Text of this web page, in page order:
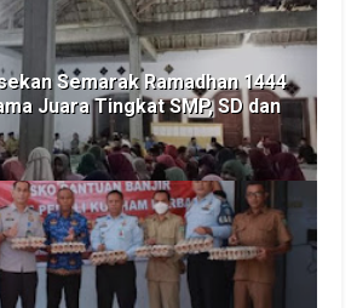
Semarak Ramadhan 1444
Juara Tingkat SMP, SD dan